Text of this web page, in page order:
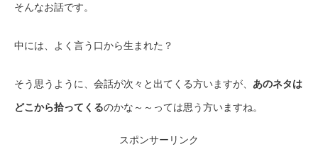
そんなお話です。
中には、よく言う口から生まれた？
そう思うように、会話が次々と出てくる方いますが、 あのネタは
どこから拾ってくるのかな～～っては思う方いますね。
スポンサーリンク